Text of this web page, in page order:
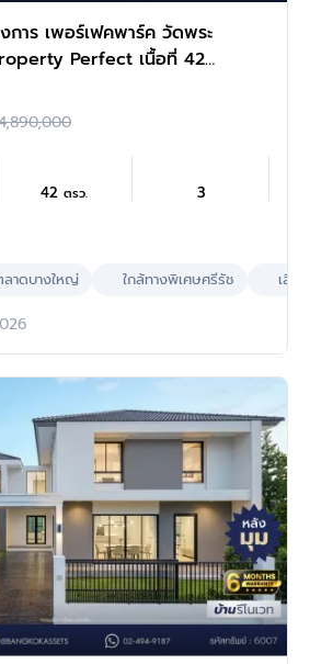
งการ เพอร์เฟคพาร์ค วัดพระ
Perfect เนื้อที่ 42
ตร.ม. ฟังก์ชัน 3 ห้อง
ดรถ พร้อม Facilities ครบ
ถนนกาญจนาฯ ใกล้ทางด่วน
ต์เกต และรถไฟฟ้าสายสีม่วง
42ตรว. 3
าดบางใหญ่
ใกล้ทางพิเศษศรีรัช เลี้ย